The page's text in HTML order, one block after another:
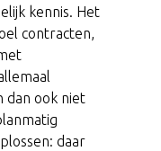
kennis. Het
contracten,
dan ook niet
daar